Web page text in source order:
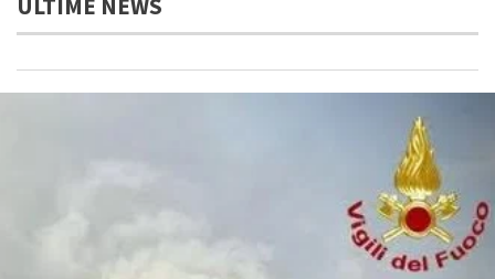
ULTIME NEWS